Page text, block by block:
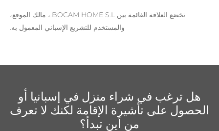
تخضع العلاقة القائمة بين BOCAM HOME S.L.، مالك الموقع،
والمستخدم للتشريع الإسباني المعمول به.
هل ترغب في شراء منزل في إسبانيا أو
الحصول على تأشيرة الإقامة لكنك لا تعرف
من أين تبدأ؟